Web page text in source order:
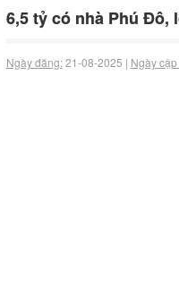
6,5 tỷ có nhà Phú Đô,
Ngày đăng:21-08-2025 | Ngày